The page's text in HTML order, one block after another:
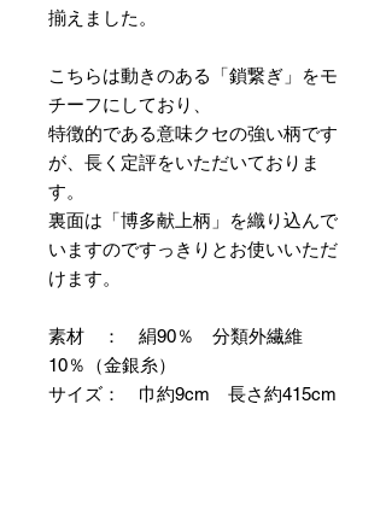
揃えました。
こちらは動きのある「鎖繋ぎ」をモ
チーフにしており、
特徴的である意味クセの強い柄です
が、長く定評をいただいておりま
す。
裏面は「博多献上柄」を織り込んで
いますのですっきりとお使いいただ
けます。
素材 ： 絹90％ 分類外繊維
10％（金銀糸）
サイズ： 巾約9cm 長さ約415cm